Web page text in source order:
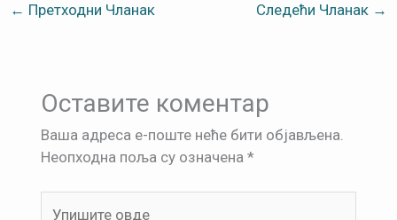
← Претходни Чланак Следећи Чланак →
Оставите коментар
Ваша адреса е-поште неће бити објављена.
Неопходна поља су означена *